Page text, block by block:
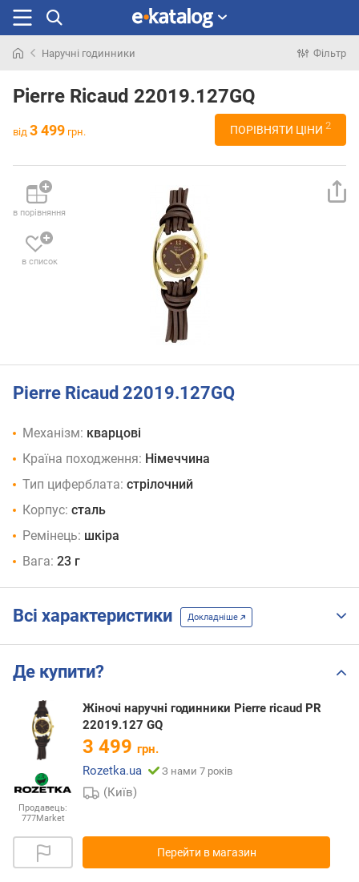
раніше
Наручні годинники Фільтр
Pierre Ricaud 22019.127GQ
від 3 499 грн. ПОРІВНЯТИ ЦІНИ 2
в порівняння
в список
Pierre Ricaud 22019.127GQ
Механізм: кварцові
Країна походження: Німеччина
Тип циферблата: стрілочний
Корпус: сталь
Ремінець: шкіра
Вага: 23 г
Всі характеристики Докладніше
Де купити?
Продавець:
777Market
Жіночі наручні годинники Pierre ricaud PR
22019.127 GQ
3 499 грн.
Rozetka.ua
З нами 7 років
(Київ)
Перейти в магазин